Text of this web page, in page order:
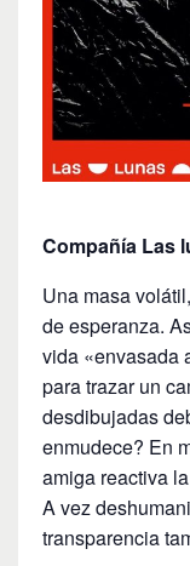
Compañía Las
Una masa
de esperanza.
vida «envasada
para trazar un
desdibujadas
enmudece? En
amiga reactiva
A vez
transparencia